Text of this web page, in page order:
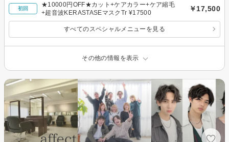
初回
★10000円OFF★カット+ケアカラー+ケア縮毛
+超音波KERASTASEマスクTr ¥17500
￥17,500
すべてのスペシャルメニューを見る
その他の情報を表示